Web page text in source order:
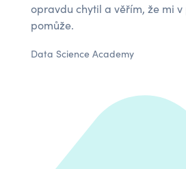
opravdu chytil a věřím, že mi
pomůže.
Data Science Academy